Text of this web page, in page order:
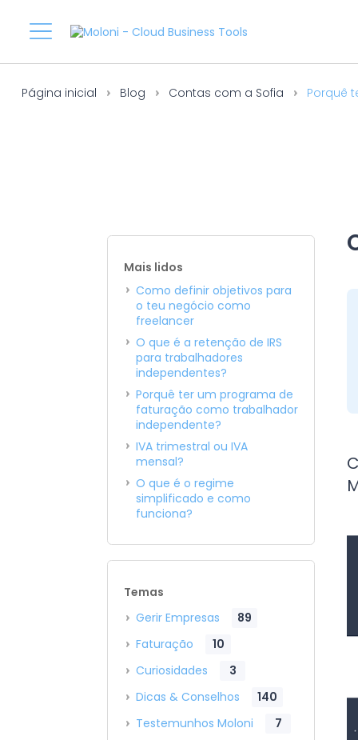
Página inicial Blog Contas com a Sofia Porquê
Mais lidos
Como definir objetivos para
o teu negócio como
freelancer
O que é a retenção de IRS
para trabalhadores
independentes?
Porquê ter um programa de
faturação como trabalhador
independente?
IVA trimestral ou IVA
mensal?
O que é o regime
simplificado e como
funciona?
Temas
Gerir Empresas
89
Faturação
10
Curiosidades
3
Dicas & Conselhos
140
Testemunhos Moloni
7